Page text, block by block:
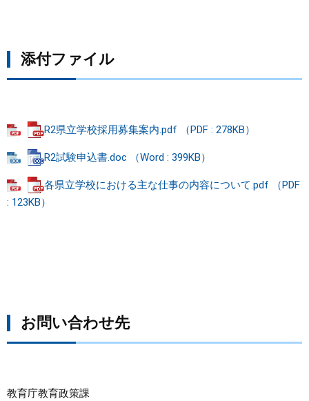
添付ファイル
R2県立学校採用募集案内.pdf （PDF : 278KB）
R2試験申込書.doc （Word : 399KB）
各県立学校における主な仕事の内容について.pdf （PDF
: 123KB）
お問い合わせ先
教育庁教育政策課